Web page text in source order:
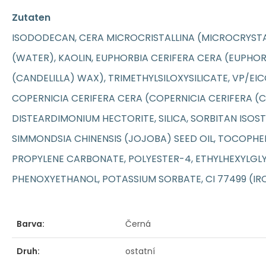
Zutaten
ISODODECAN, CERA MICROCRISTALLINA
(WATER), KAOLIN, EUPHORBIA CERIFERA CERA
(CANDELILLA) WAX), TRIMETHYLSILOXYSILICATE, VP/
COPERNICIA CERIFERA CERA (COPERNICIA CERIFERA
DISTEARDIMONIUM HECTORITE, SILICA, SORBITAN
SIMMONDSIA CHINENSIS (JOJOBA) SEED OIL,
PROPYLENE CARBONATE, POLYESTER-4,
PHENOXYETHANOL, POTASSIUM SORBATE, CI 77499
Barva: Černá
Druh: ostatní